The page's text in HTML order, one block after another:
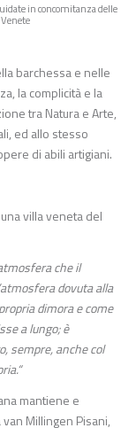
in concomitanza delle
barchessa e nelle
la complicità e la
tra Natura e Arte,
ed allo stesso
di abili artigiani.
villa veneta del
che il
dovuta alla
dimora e come
a lungo; è
sempre, anche col
mantiene e
Millingen Pisani,